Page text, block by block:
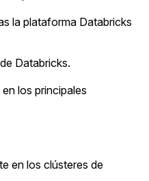
la plataforma Databricks
Databricks.
los principales
en los clústeres de